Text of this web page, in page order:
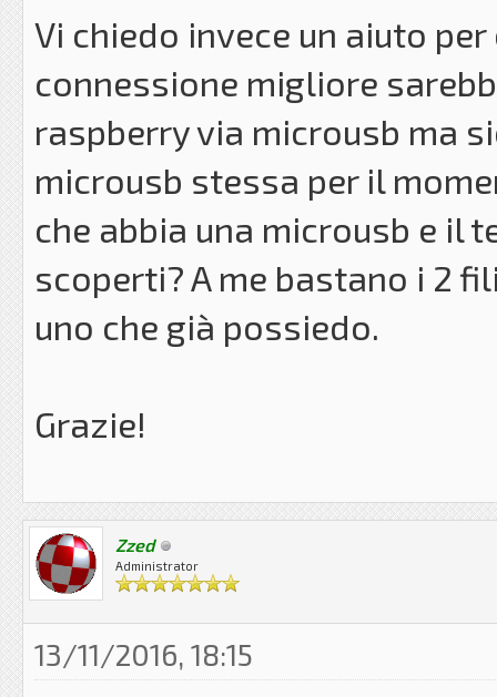
Vi chiedo invece un aiuto
connessione migliore
raspberry via microusb ma
microusb stessa per il
che abbia una microusb e il
scoperti? A me bastano i 2
uno che già possiedo.
Grazie!
Zzed
Administrator
13/11/2016, 18:15